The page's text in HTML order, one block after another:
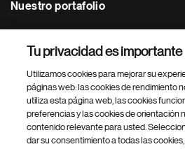
Nuestro portafolio
Footer Site Search
Tu privacidad es
Utilizamos cookies para mejorar su
páginas web: las cookies de rendimiento
utiliza esta página web, las cookies
preferencias y las cookies de orientación
contenido relevante para usted.
dar su consentimiento a todas las